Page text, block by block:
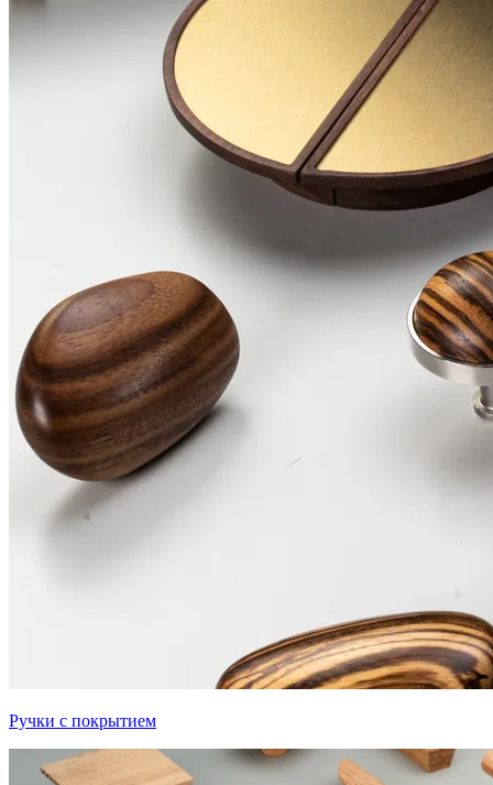
Ручки с покрытием